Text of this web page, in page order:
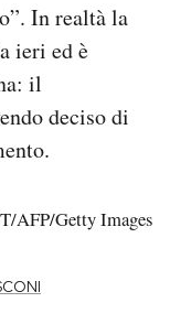
In realtà la
ieri ed è
il
deciso di
AFP/Getty Images